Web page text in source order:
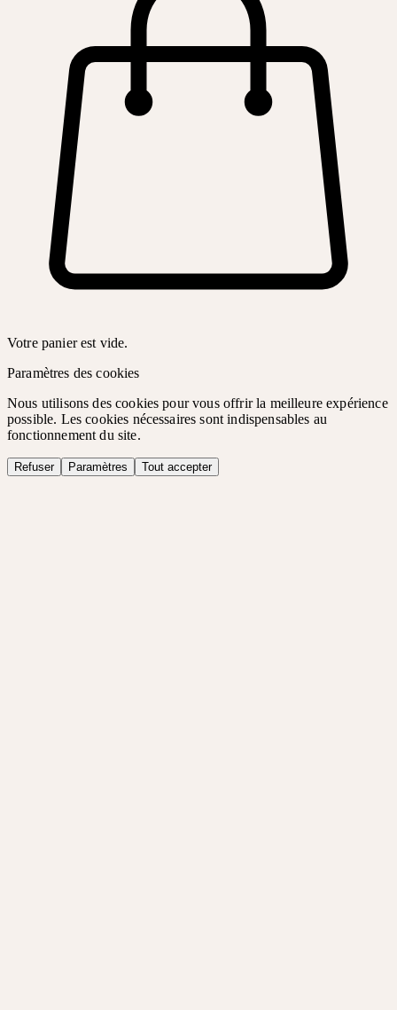
Votre panier est vide.
Paramètres des cookies
Nous utilisons des cookies pour vous offrir la meilleure expérience
possible. Les cookies nécessaires sont indispensables au
fonctionnement du site.
Refuser Paramètres Tout accepter